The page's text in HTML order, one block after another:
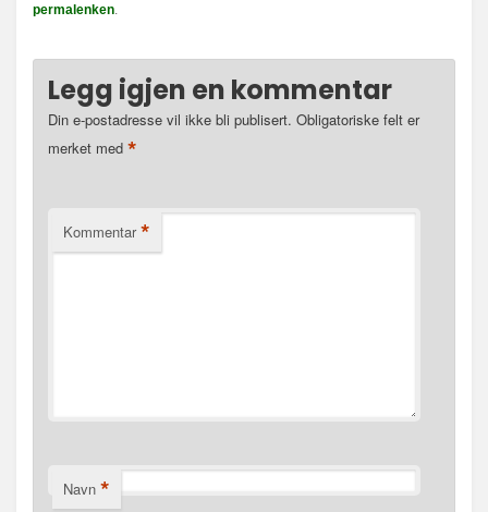
permalenken.
Legg igjen en kommentar
Din e-postadresse vil ikke bli publisert. Obligatoriske felt er
merket med *
Kommentar *
Navn *